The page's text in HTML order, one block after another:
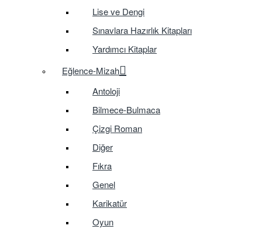
Lise ve Dengi
Sınavlara Hazırlık Kitapları
Yardımcı Kitaplar
Eğlence-Mizah
Antoloji
Bilmece-Bulmaca
Çizgi Roman
Diğer
Fıkra
Genel
Karikatür
Oyun